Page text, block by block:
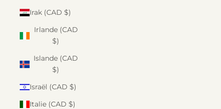
Irak (CAD $)
Irlande (CAD
$)
Islande (CAD
$)
Israël (CAD $)
Italie (CAD $)